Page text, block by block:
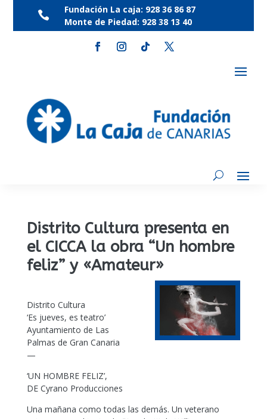
 Fundación La caja: 928 36 86 87
Monte de Piedad: 928 38 13 40
Distrito Cultura presenta en
el CICCA la obra “Un hombre
feliz” y «Amateur»
Distrito Cultura
‘Es jueves, es teatro’
Ayuntamiento de Las
Palmas de Gran Canaria
—
‘UN HOMBRE FELIZ’,
DE Cyrano Producciones
Una mañana como todas las demás. Un veterano